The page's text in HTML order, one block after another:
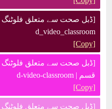
[ڈبل صحت سے متعلق فلوٹنگ
d_video_classroom
[Copy]
[ڈبل صحت سے متعلق
قسم | d-video-classroom
[Copy]
[ڈبل صحت سے متعلق فلوٹنگ